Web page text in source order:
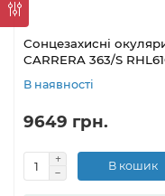
Сонцезахисні
CARRERA 363/S
В наявності
9649 грн.
В кошик